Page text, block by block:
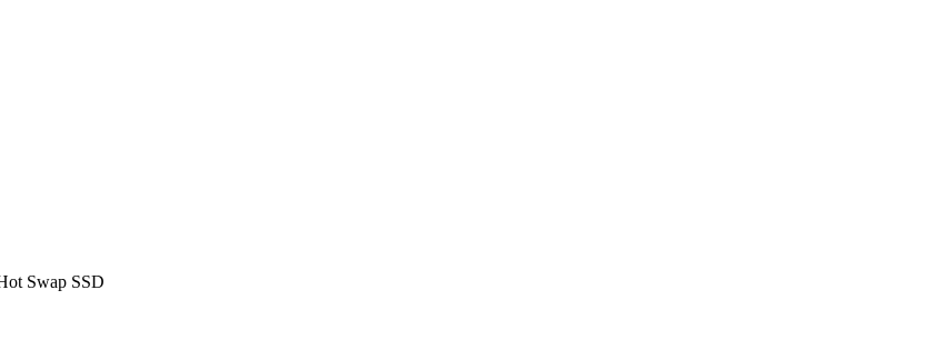
Swap SSD